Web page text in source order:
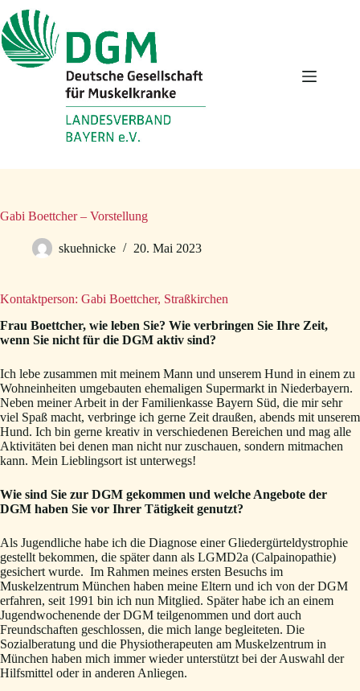
Inhalt
springen
Gabi Boettcher – Vorstellung
skuehnicke 20. Mai 2023
Kontaktperson: Gabi Boettcher, Straßkirchen
Frau Boettcher, wie leben Sie? Wie verbringen Sie Ihre Zeit,
wenn Sie nicht für die DGM aktiv sind?
Ich lebe zusammen mit meinem Mann und unserem Hund in einem zu
Wohneinheiten umgebauten ehemaligen Supermarkt in Niederbayern.
Neben meiner Arbeit in der Familienkasse Bayern Süd, die mir sehr
viel Spaß macht, verbringe ich gerne Zeit draußen, abends mit unserem
Hund. Ich bin gerne kreativ in verschiedenen Bereichen und mag alle
Aktivitäten bei denen man nicht nur zuschauen, sondern mitmachen
kann. Mein Lieblingsort ist unterwegs!
Wie sind Sie zur DGM gekommen und welche Angebote der
DGM haben Sie vor Ihrer Tätigkeit genutzt?
Als Jugendliche habe ich die Diagnose einer Gliedergürteldystrophie
gestellt bekommen, die später dann als LGMD2a (Calpainopathie)
gesichert wurde. Im Rahmen meines ersten Besuchs im
Muskelzentrum München haben meine Eltern und ich von der DGM
erfahren, seit 1991 bin ich nun Mitglied. Später habe ich an einem
Jugendwochenende der DGM teilgenommen und dort auch
Freundschaften geschlossen, die mich lange begleiteten. Die
Sozialberatung und die Physiotherapeuten am Muskelzentrum in
München haben mich immer wieder unterstützt bei der Auswahl der
Hilfsmittel oder in anderen Anliegen.